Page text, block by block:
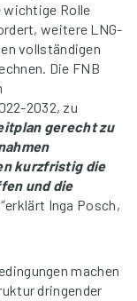
wichtige Rolle
weitere LNG-
vollständigen
Die FNB
2032, zu
gerecht zu
kurzfristig die
und die
“erklärt Inga Posch,
machen
dringender